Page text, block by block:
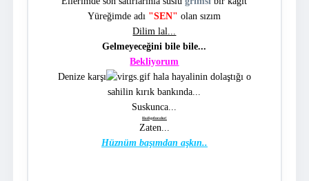
Yüreğimde adı "SEN" olan sızım
Dilim lal...
Gelmeyeceğini bile bile...
Bekliyorum
Denize karşı
hala hayalinin dolaştığı o
sahilin kırık bankında...
Suskunca...
Hadi gel ne olur!
Zaten...
Hüznüm başımdan aşkın..